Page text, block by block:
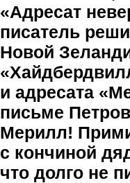
«Адресат
писатель
Новой
и адресата
письме
Мерилл!
с кончиной
что долго не